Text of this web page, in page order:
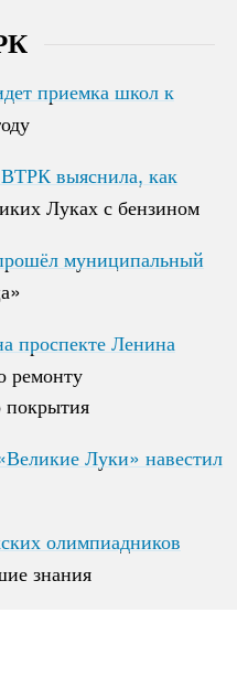
приемка школ к
приемка школ к
выяснила, как
Луках с бензином
выяснила, как
Луках с бензином
муниципальный
муниципальный
проспекте Ленина
ремонту
покрытия
проспекте Ленина
ремонту
покрытия
Луки» навестил
Луки» навестил
олимпиадников
знания
олимпиадников
знания